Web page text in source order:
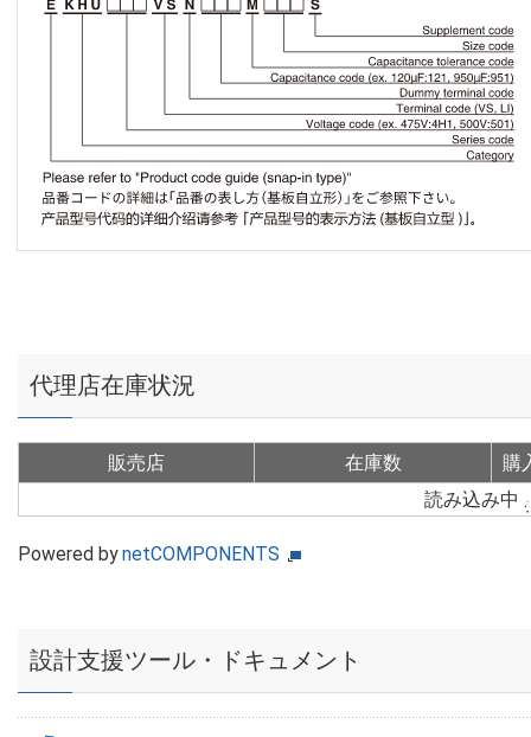
代理店在庫状況
販売店 在庫数
購
読み込み中
Powered bynetCOMPONENTS
設計支援ツール・ドキュメント